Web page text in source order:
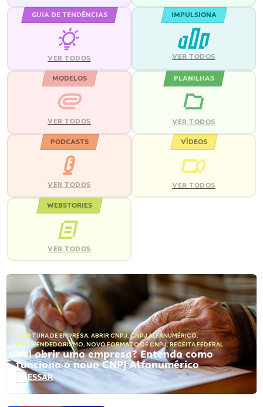
GUIA DE TENDÊNCIAS
VER TODOS
IMPULSIONA
VER TODOS
MODELOS
VER TODOS
PLANILHAS
VER TODOS
PODCASTS
VER TODOS
VÍDEOS
VER TODOS
WEBSTORIES
VER TODOS
ABERTURA DE EMPRESA, ABRIR CNPJ,CNPJ ALFANUMÉRICO,
EMPREENDEDORISMO, NOVO FORMATO DE CNPJ,RECEITA FEDERAL
Vai abrir uma empresa? Entenda como
funciona o novo CNPJ Alfanumérico
ACESSAR